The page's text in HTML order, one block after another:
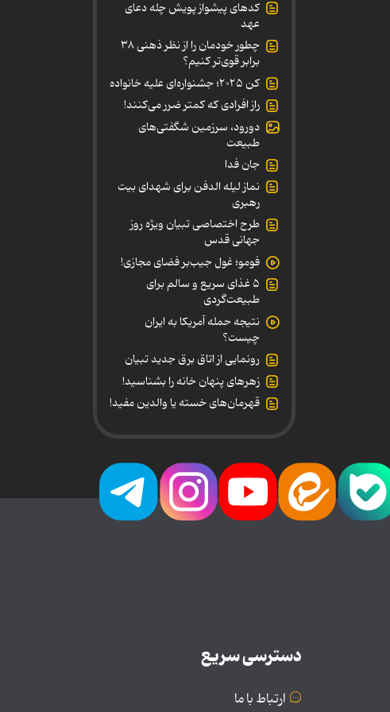
کدهای پیشواز پویش چله دعای
عهد
چطور خودمان را از نظر ذهنی ۳۸
برابر قوی‌تر کنیم؟
کن ۲۰۲۵؛ جشنواره‌ای علیه خانواده
راز افرادی که کمتر ضرر می‌کنند!
دورود، سرزمین شگفتی‌های
طبیعت
جان فدا
نماز لیله الدفن برای شهدای بیت
رهبری
طرح اختصاصی تبیان ویژه روز
جهانی قدس
فومو؛ غول جیب‌بر فضای مجازی!
۵ غذای سریع و سالم برای
طبیعت‌گردی
نتیجه حمله آمریکا به ایران
چیست؟
رونمایی از اتاق برق جدید تبیان
زهرهای پنهان خانه را بشناسید!
قهرمان‌های خسته یا والدین مفید!
دسترسی سریع
ارتباط با ما